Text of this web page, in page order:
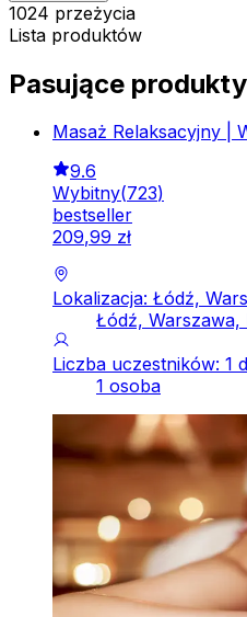
1024 przeżycia
Lista produktów
Pasujące produkty
Masaż Relaksacyjny |
9.6
Wybitny(723)
bestseller
209,99 zł
Lokalizacja: Łódź,
Łódź, Warszawa,
Liczba uczestników: 1
1 osoba